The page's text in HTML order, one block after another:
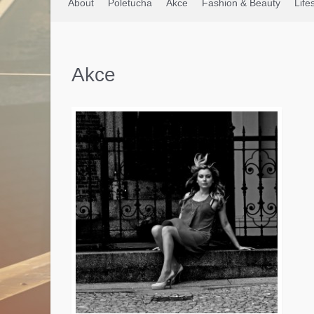
About Poletucha Akce Fashion & Beauty
Akce